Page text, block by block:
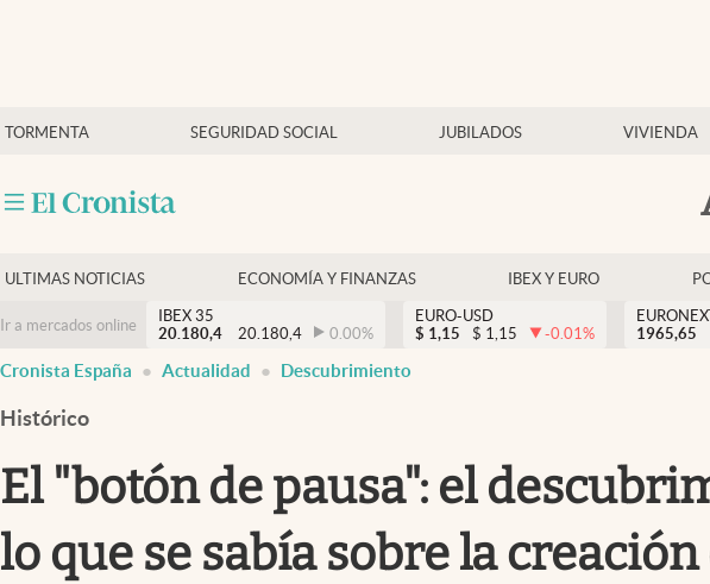
TORMENTA SEGURIDAD SOCIAL JUBILADOS VIVIENDA
Economía y finanzas
Criptomonedas
ULTIMAS NOTICIAS ECONOMÍA Y FINANZAS IBEX Y EURO
Ir a mercados online
IBEX 35
20.180,4
20.180,4 0.00%
EURO-USD
$ 1,15 $ 1,15 -0.01%
1965,65
Cronista España Actualidad Descubrimiento
Histórico
El "botón de pausa": el
lo que se sabía sobre la